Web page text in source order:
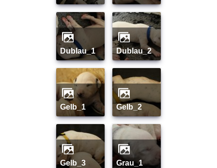
dublau_1 dublau_2
gelb_1 gelb_2
gelb_3 grau_1